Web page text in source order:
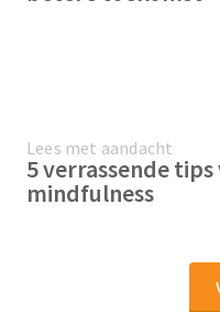
Lees met aandacht
5 verrassende
mindfulness